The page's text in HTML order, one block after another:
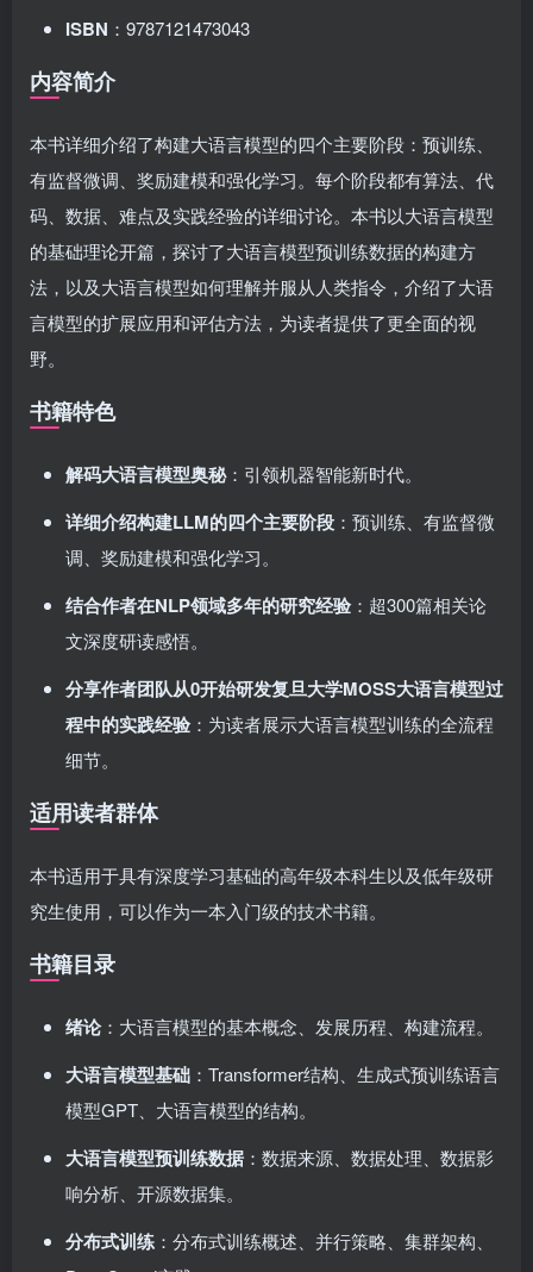
ISBN ：9787121473043
内容简介
本书详细介绍了构建大语言模型的四个主要阶段：预训练、
有监督微调、奖励建模和强化学习。每个阶段都有算法、代
码、数据、难点及实践经验的详细讨论。本书以大语言模型
的基础理论开篇，探讨了大语言模型预训练数据的构建方
法，以及大语言模型如何理解并服从人类指令，介绍了大语
言模型的扩展应用和评估方法，为读者提供了更全面的视
野。
书籍特色
解码大语言模型奥秘：引领机器智能新时代。
详细介绍构建LLM的四个主要阶段 ：预训练、有监督微
调、奖励建模和强化学习。
结合作者在NLP领域多年的研究经验：超300篇相关论
文深度研读感悟。
分享作者团队从0开始研发复旦大学MOSS大语言模型过
程中的实践经验：为读者展示大语言模型训练的全流程
细节。
适用读者群体
本书适用于具有深度学习基础的高年级本科生以及低年级研
究生使用，可以作为一本入门级的技术书籍。
书籍目录
绪论：大语言模型的基本概念、发展历程、构建流程。
大语言模型基础 ：Transformer结构、生成式预训练语言
模型GPT、大语言模型的结构。
大语言模型预训练数据 ：数据来源、数据处理、数据影
响分析、开源数据集。
分布式训练 ：分布式训练概述、并行策略、集群架构、